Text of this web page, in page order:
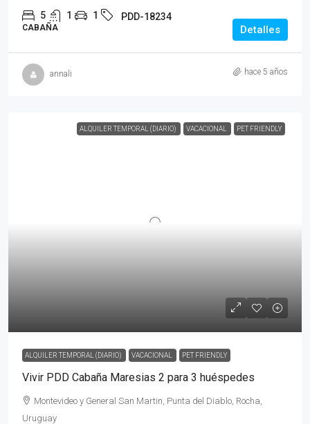
5 1 1 PDD-18234
CABAÑA Detalles
annali hace 5 años
ALQUILER TEMPORAL (DIARIO) VACACIONAL PET FRIENDLY
ALQUILER TEMPORAL (DIARIO) VACACIONAL PET FRIENDLY
Vivir PDD Cabaña Maresias 2 para 3 huéspedes
Montevideo y General San Martin, Punta del Diablo, Rocha,
Uruguay